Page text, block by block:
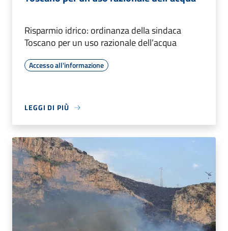
Risparmio idrico: ordinanza della sindaca
Toscano per un uso razionale dell’acqua
Accesso all'informazione
LEGGI DI PIÙ